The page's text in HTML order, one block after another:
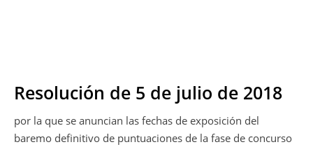
Resolución de 5 de julio de 2018
por la que se anuncian las fechas de exposición del
baremo definitivo de puntuaciones de la fase de concurso